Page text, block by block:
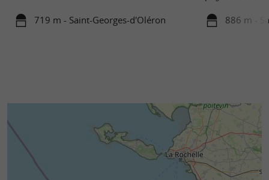
719 m - Saint-Georges-d'Oléron 886 m -